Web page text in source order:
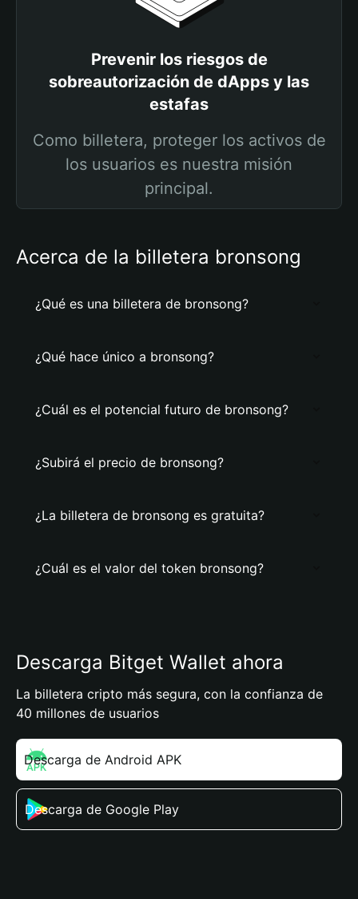
Prevenir los riesgos de
sobreautorización de dApps y las
estafas
Como billetera, proteger los activos de
los usuarios es nuestra misión
principal.
Acerca de la billetera bronsong
¿Qué es una billetera de bronsong?
¿Qué hace único a bronsong?
¿Cuál es el potencial futuro de bronsong?
¿Subirá el precio de bronsong?
¿La billetera de bronsong es gratuita?
¿Cuál es el valor del token bronsong?
Descarga Bitget Wallet ahora
La billetera cripto más segura, con la confianza de
40 millones de usuarios
Descarga de Android APK
Descarga de Google Play